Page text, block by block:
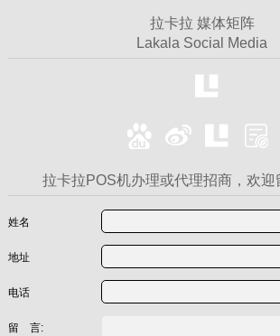
拉卡拉 媒体矩阵
Lakala Social Media
拉卡拉POS机办理或代理招商，欢迎
姓名
地址
电话
留 言: